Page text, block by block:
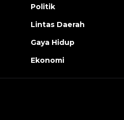
Politik
Lintas Daerah
Gaya Hidup
Ekonomi